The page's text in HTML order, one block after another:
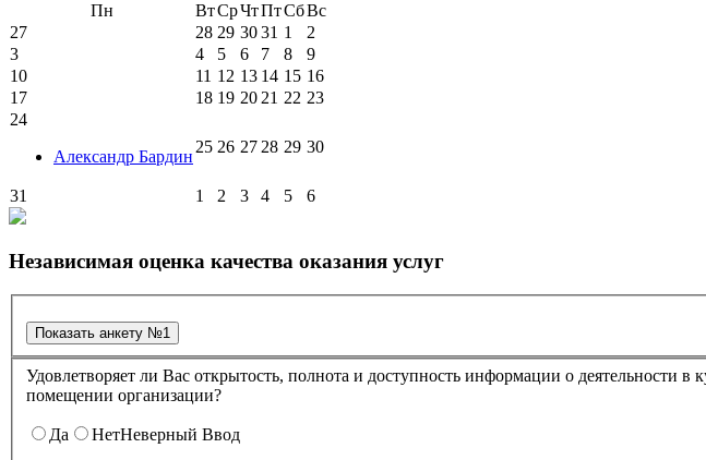
Пн
ВтСрЧтПтСбВс
27
28 29 3031 1
2
3
4 5 6 7 8
9
10
11 12 13 14 15 16
17
18 19 20 21 22 23
24
Александр Бардин
25 26 27 28 29 30
31 1 2 3 4 5 6
Независимая оценка качества оказания услуг
Удовлетворяет ли Вас открытость, полнота и доступность информации о деятельности в культурно-досуговом центре "Губернский" , размещенная на информационных стендах в
помещении организации?
Да НетНеверный Ввод